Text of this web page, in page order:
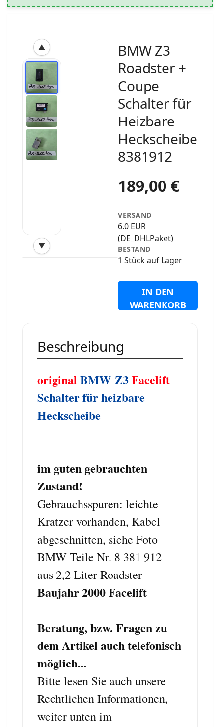
▲
▼
‹
BMW Z3
Roadster +
Coupe
Schalter für
Heizbare
Heckscheibe
8381912
189,00 €
VERSAND
6.0 EUR
(DE_DHLPaket)
BESTAND
1 Stück auf Lager
IN DEN
WARENKORB
Beschreibung
original BMW Z3Facelift
Schalter für heizbare
Heckscheibe
im guten gebrauchten
Zustand!
Gebrauchsspuren: leichte
Kratzer vorhanden, Kabel
abgeschnitten, siehe Foto
BMW Teile Nr. 8 381 912
aus 2,2 Liter Roadster
Baujahr 2000 Facelift
Beratung, bzw. Fragen zu
dem Artikel auch telefonisch
möglich...
Bitte lesen Sie auch unsere
Rechtlichen Informationen,
weiter unten im